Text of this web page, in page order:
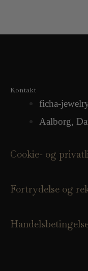
Kontakt
ficha-
Aalborg,
Cookie- og
Fortrydelse og